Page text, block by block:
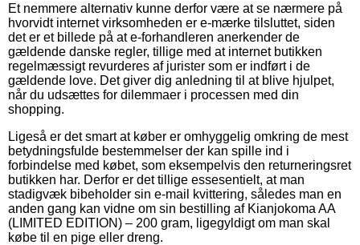
Et nemmere alternativ kunne derfor være at se nærmere på
hvorvidt internet virksomheden er e-mærke tilsluttet, siden
det er et billede på at e-forhandleren anerkender de
gældende danske regler, tillige med at internet butikken
regelmæssigt revurderes af jurister som er indført i de
gældende love. Det giver dig anledning til at blive hjulpet,
når du udsættes for dilemmaer i processen med din
shopping.
Ligeså er det smart at køber er omhyggelig omkring de mest
betydningsfulde bestemmelser der kan spille ind i
forbindelse med købet, som eksempelvis den returneringsret
butikken har. Derfor er det tillige essesentielt, at man
stadigvæk bibeholder sin e-mail kvittering, således man en
anden gang kan vidne om sin bestilling af Kianjokoma AA
(LIMITED EDITION) – 200 gram, ligegyldigt om man skal
købe til en pige eller dreng.